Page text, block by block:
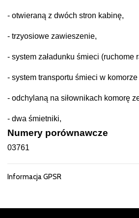
- otwieraną z dwóch stron kabinę,
- trzyosiowe zawieszenie,
- system załadunku śmieci (ruchome
- system transportu śmieci w komorze
- odchylaną na siłownikach komorę
- dwa śmietniki,
Numery porównawcze
03761
Informacja GPSR